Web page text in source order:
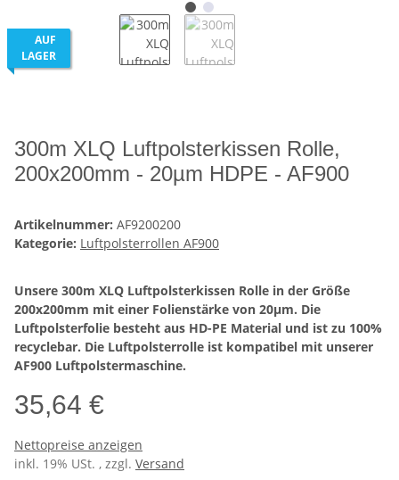
AUF
LAGER
300m XLQ Luftpolsterkissen Rolle,
200x200mm - 20µm HDPE - AF900
Artikelnummer: AF9200200
Kategorie: Luftpolsterrollen AF900
Unsere 300m XLQ Luftpolsterkissen Rolle in der Größe
200x200mm mit einer Folienstärke von 20µm. Die
Luftpolsterfolie besteht aus HD-PE Material und ist zu 100%
recyclebar. Die Luftpolsterrolle ist kompatibel mit unserer
AF900 Luftpolstermaschine.
35,64 €
Nettopreise anzeigen
inkl. 19% USt. , zzgl. Versand